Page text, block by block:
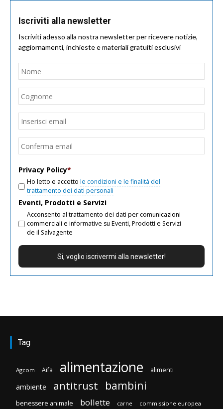
Iscriviti alla newsletter
Iscriviti adesso alla nostra newsletter per ricevere notizie,
aggiornamenti, inchieste e materiali gratuiti esclusivi
Nome
Email
Privacy Policy*
Ho letto e accetto le condizioni e le finalità del
trattamento dei dati personali
Eventi, Prodotti e Servizi
Acconsento al trattamento dei dati per comunicazioni
commerciali e informative su Eventi, Prodotti e Servizi
de il Salvagente
Tag
Agcom Aifa alimentazione alimenti
ambiente antitrust bambini
benessere animale bollette carne commissione europea